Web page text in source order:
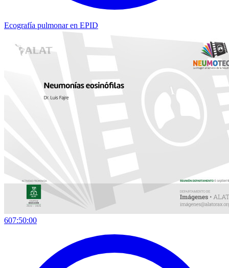
Ecografía pulmonar en EPID
607:50:00